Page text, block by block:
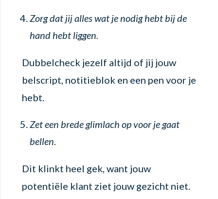
Zorg dat jij alles wat je nodig hebt bij de
hand hebt liggen.
Dubbelcheck jezelf altijd of jij jouw
belscript, notitieblok en een pen voor je
hebt.
Zet een brede glimlach op voor je gaat
bellen.
Dit klinkt heel gek, want jouw
potentiële klant ziet jouw gezicht niet.